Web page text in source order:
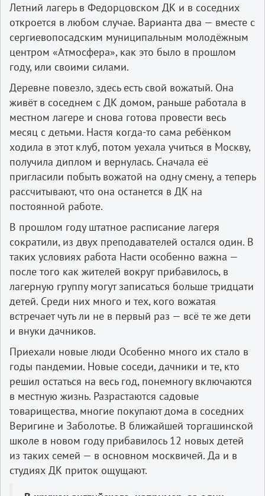
Летний лагерь в Федорцовском ДК и в соседних
откроется в любом случае. Варианта два — вместе с
сергиевопосадским муниципальным молодёжным
центром «Атмосфера», как это было в прошлом
году, или своими силами.
Деревне повезло, здесь есть свой вожатый. Она
живёт в соседнем с ДК домом, раньше работала в
местном лагере и снова готова провести весь
месяц с детьми. Настя когда-то сама ребёнком
ходила в этот клуб, потом уехала учиться в Москву,
получила диплом и вернулась. Сначала её
пригласили побыть вожатой на одну смену, а теперь
рассчитывают, что она останется в ДК на
постоянной работе.
В прошлом году штатное расписание лагеря
сократили, из двух преподавателей остался один. В
таких условиях работа Насти особенно важна —
после того как жителей вокруг прибавилось, в
лагерную группу могут записаться больше тридцати
детей. Среди них много и тех, кого вожатая
встречает чуть ли не в первый раз — всё те же дети
и внуки дачников.
Приехали новые люди Особенно много их стало в
годы пандемии. Новые соседи, дачники и те, кто
решил остаться на весь год, понемногу включаются
в местную жизнь. Разрастаются садовые
товарищества, многие покупают дома в соседних
Веригине и Заболотье. В ближайшей торгашинской
школе в новом году прибавилось 12 новых детей
из таких семей — в основном москвичей. Да и в
студиях ДК приток ощущают.